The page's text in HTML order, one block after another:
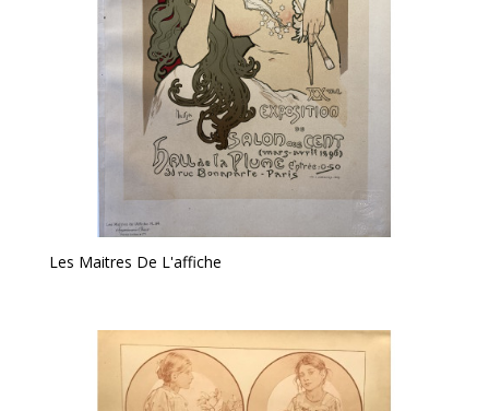
Les Maitres De L'affiche